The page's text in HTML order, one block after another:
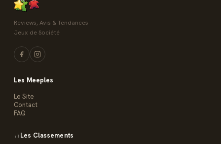
Reviews, Avis & Tendances
Jeux de Société
Les Meeples
Le Site
Contact
FAQ
Les Classements